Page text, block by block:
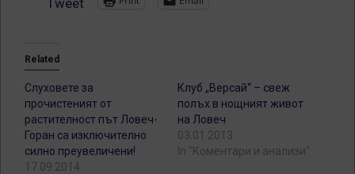
Related
Слуховете за
прочистеният от
растителност път Ловеч-
Горан са изключително
силно преувеличени!
17.09.2014
Клуб „Версай“ – свеж
полъх в нощният живот
на Ловеч
03.01.2013
In "Коментари и анализи"